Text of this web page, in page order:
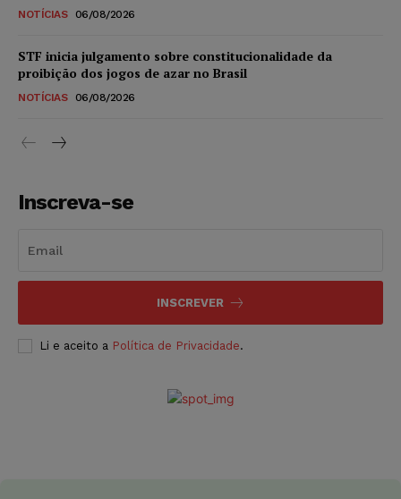
NOTÍCIAS 06/08/2026
STF inicia julgamento sobre constitucionalidade da
proibição dos jogos de azar no Brasil
NOTÍCIAS 06/08/2026
Inscreva-se
INSCREVER
Li e aceito a Política de Privacidade.